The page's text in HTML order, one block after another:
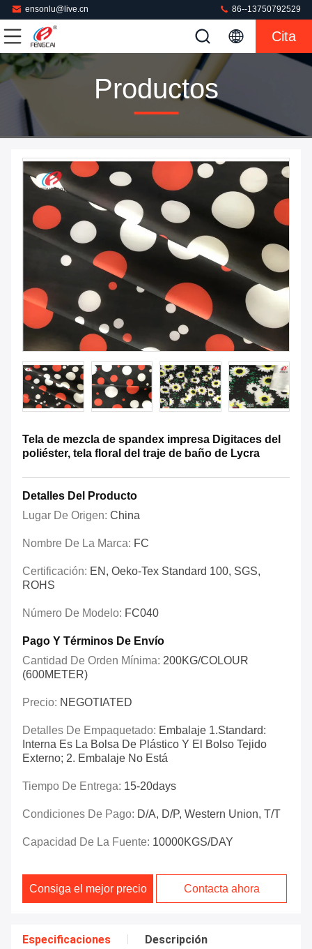
ensonlu@live.cn 86--13750792529
Cita
Productos
Tela de mezcla de spandex impresa Digitaces del
poliéster, tela floral del traje de baño de Lycra
Detalles Del Producto
Lugar De Origen: China
Nombre De La Marca: FC
Certificación: EN, Oeko-Tex Standard 100, SGS,
ROHS
Número De Modelo: FC040
Pago Y Términos De Envío
Cantidad De Orden Mínima: 200KG/COLOUR
(600METER)
Precio: NEGOTIATED
Detalles De Empaquetado: Embalaje 1.Standard:
Interna Es La Bolsa De Plástico Y El Bolso Tejido
Externo; 2. Embalaje No Está
Tiempo De Entrega: 15-20days
Condiciones De Pago: D/A, D/P, Western Union, T/T
Capacidad De La Fuente: 10000KGS/DAY
Consiga el mejor precio Contacta ahora
Especificaciones Descripción